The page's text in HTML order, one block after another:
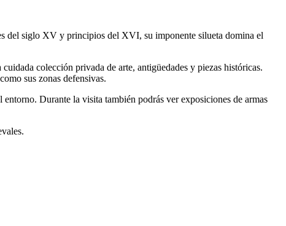
del siglo XV y principios del XVI, su imponente silueta domina el
colección privada de arte, antigüedades y piezas históricas.
sus zonas defensivas.
Durante la visita también podrás ver exposiciones de armas